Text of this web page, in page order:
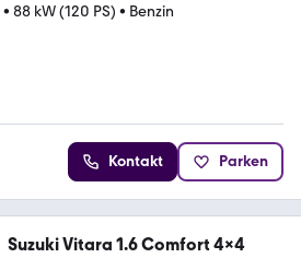
• 88 kW (120 PS) • Benzin
Kontakt Parken
Suzuki Vitara 1.6 Comfort 4x4